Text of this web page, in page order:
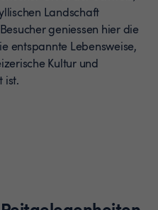
Landschaft
geniessen hier die
entspannte Lebensweise,
Kultur und
ist.